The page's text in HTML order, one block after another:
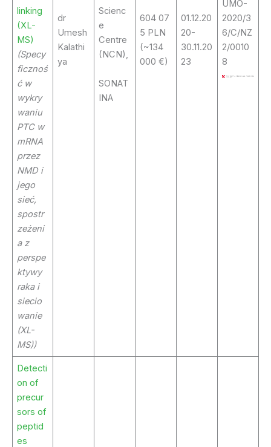
linking
(XL-
MS)
(Specy
ficznoś
ć w
wykry
waniu
PTC w
mRNA
przez
NMD i
jego
sieć,
spostr
zeżeni
a z
perspe
ktywy
raka i
siecio
wanie
(XL-
MS))
dr
Umesh
Kalathi
ya
Scienc
e
Centre
(NCN),
SONAT
INA
604 07
5 PLN
(~134
000 €)
01.12.20
20-
30.11.20
23
UMO-
2020/3
6/C/NZ
2/0010
8
Detecti
on of
precur
sors of
peptid
es